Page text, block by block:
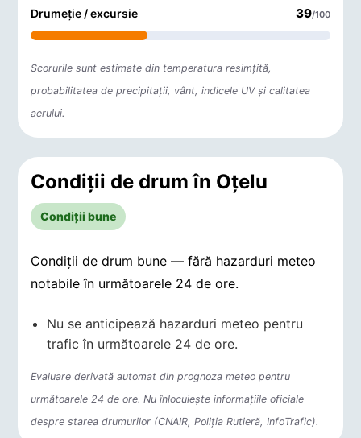
Drumeție / excursie 39/100
Scorurile sunt estimate din temperatura resimțită,
probabilitatea de precipitații, vânt, indicele UV și calitatea
aerului.
Condiții de drum în Oţelu
Condiții bune
Condiții de drum bune — fără hazarduri meteo
notabile în următoarele 24 de ore.
Nu se anticipează hazarduri meteo pentru
trafic în următoarele 24 de ore.
Evaluare derivată automat din prognoza meteo pentru
următoarele 24 de ore. Nu înlocuiește informațiile oficiale
despre starea drumurilor (CNAIR, Poliția Rutieră, InfoTrafic).